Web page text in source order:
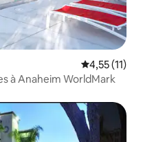
Évaluation
4,55 (11)
à Anaheim WorldMark